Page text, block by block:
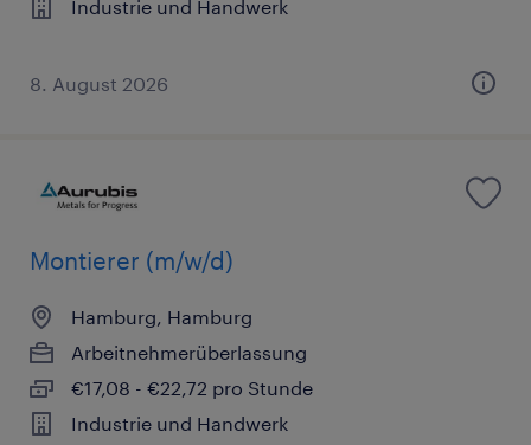
Industrie und Handwerk
8. August 2026
Montierer (m/w/d)
Hamburg, Hamburg
Arbeitnehmerüberlassung
€17,08 - €22,72 pro Stunde
Industrie und Handwerk